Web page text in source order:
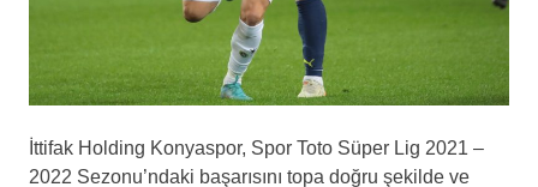
İttifak Holding Konyaspor, Spor Toto Süper Lig 2021 –
2022 Sezonu’ndaki başarısını topa doğru şekilde ve